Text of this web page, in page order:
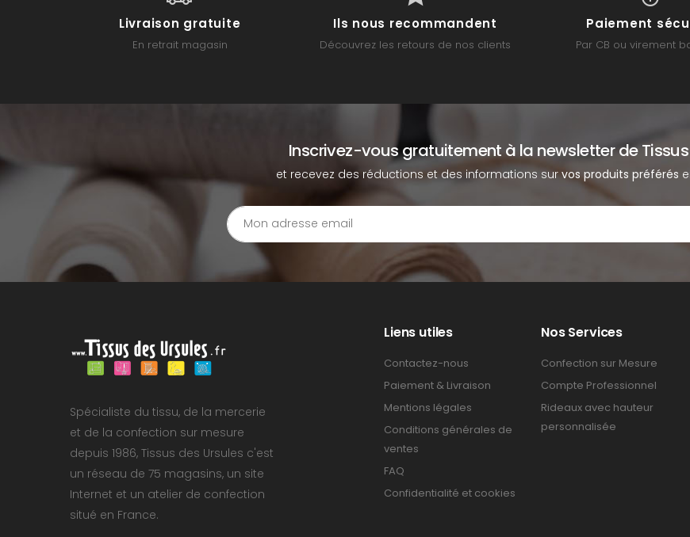
Livraison gratuite
En retrait magasin
Ils nous recommandent
Découvrez les retours de nos clients
Paiement
Par CB ou virement
Inscrivez-vous gratuitement à la newsletter de Tissus
et recevez des réductions et des informations survos produits préférés
Spécialiste du tissu, de la mercerie
et de la confection sur mesure
depuis 1986, Tissus des Ursules c'est
un réseau de 75 magasins, un site
Internet et un atelier de confection
situé en France.
Liens utiles
Contactez-nous
Paiement & Livraison
Mentions légales
Conditions générales de
ventes
FAQ
Confidentialité et cookies
Nos Services
Confection sur Mesure
Compte Professionnel
Rideaux avec hauteur
personnalisée